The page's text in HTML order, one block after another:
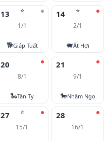
⭐
13
1/1
🐕Giáp Tuất
⭐
14
2/1
🐖Ất Hợi
20
8/1
🐍Tân Tỵ
21
9/1
🐎Nhâm Ngọ
⭐
27
15/1
28
16/1